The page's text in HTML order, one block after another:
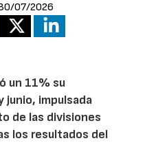
07/2026
un 11% su
impulsada
de las divisiones
los resultados del